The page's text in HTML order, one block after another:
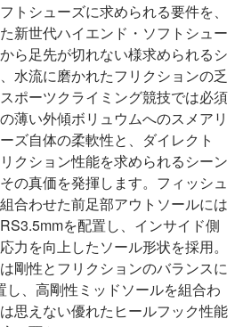
トシューズに求められる要件を、
新世代ハイエンド・ソフトシュー
ら足先が切れない様求められるシ
水流に磨かれたフリクションの乏
ポーツクライミング競技では必須
薄い外傾ボリュウムへのスメアリ
ズ自体の柔軟性と、ダイレクト
クション性能を求められるシーン
の真価を発揮します。フィッシュ
合わせた前足部アウトソールには
を配置し、インサイド側
力を向上したソール形状を採用。
剛性とフリクションのバランスに
、高剛性ミッドソールを組合わ
思えない優れたヒールフック性能